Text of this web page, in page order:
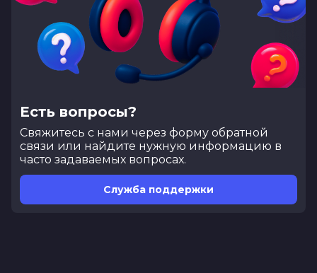
Есть вопросы?
Cвяжитесь с нами через форму обратной
связи или найдите нужную информацию в
часто задаваемых вопросах.
Служба поддержки